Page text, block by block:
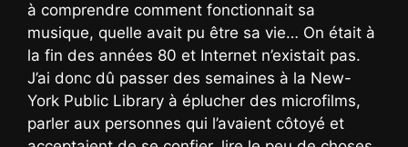
à comprendre comment fonctionnait sa
musique, quelle avait pu être sa vie… On était à
la fin des années 80 et Internet n’existait pas.
J’ai donc dû passer des semaines à la New-
York Public Library à éplucher des microfilms,
parler aux personnes qui l’avaient côtoyé et